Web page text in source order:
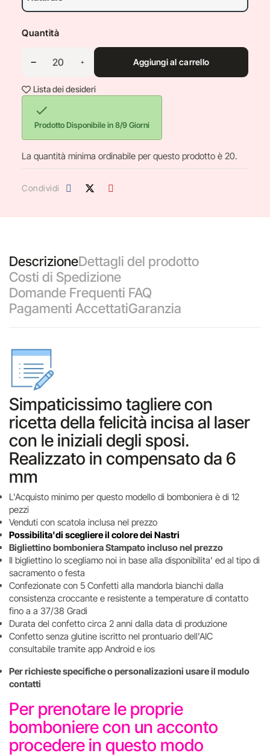
Quantità
Aggiungi al carrello
Lista dei desideri

Prodotto Disponibile in 8/9 Giorni
La quantità minima ordinabile per questo prodotto è 20.
Condividi
DescrizioneDettagli del prodotto
Costi di Spedizione
Domande Frequenti FAQ
Pagamenti AccettatiGaranzia
Simpaticissimo tagliere con
ricetta della felicità incisa al laser
con le iniziali degli sposi.
Realizzato in compensato da 6
mm
L'Acquisto minimo per questo modello di bomboniera è di 12
pezzi
Venduti con scatola inclusa nel prezzo
Possibilita'di scegliere il colore dei Nastri
Bigliettino bomboniera Stampato incluso nel prezzo
Il bigliettino lo scegliamo noi in base alla disponibilita' ed al tipo di
sacramento o festa
Confezionate con 5 Confetti alla mandorla bianchi dalla
consistenza croccante e resistente a temperature di contatto
fino a a 37/38 Gradi
Durata del confetto circa 2 anni dalla data di produzione
Confetto senza glutine iscritto nel prontuario dell'AIC
consultabile tramite app Android e ios
Per richieste specifiche o personalizazioni usare il modulo
contatti
Per prenotare le proprie
bomboniere con un acconto
procedere in questo modo